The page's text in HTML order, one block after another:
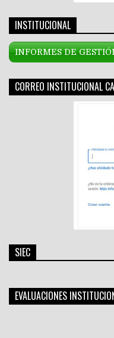
INSTITUCIONAL
INFORMES DE
CORREO INSTITUCIONAL
SIEC
EVALUACIONES